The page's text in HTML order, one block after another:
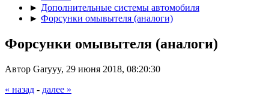
► Дополнительные системы автомобиля
► Форсунки омывытеля (аналоги)
Форсунки омывытеля (аналоги)
Автор Garyyy, 29 июня 2018, 08:20:30
« назад - далее »